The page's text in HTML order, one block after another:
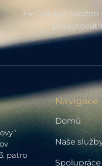
FinTalk byl
poskytovat
patro
Navigace
Domů
Naše
Spolupráce